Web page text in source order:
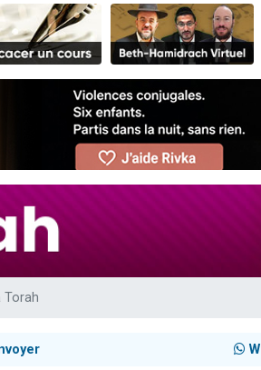
sur WhatsApp
sur WhatsApp
un don pour 5 jours de vacances aux Orphelins
sur WhatsApp
une bénédiction
Box Music
en groupe sur Zoom
sur WhatsApp
sur WhatsApp
Torah